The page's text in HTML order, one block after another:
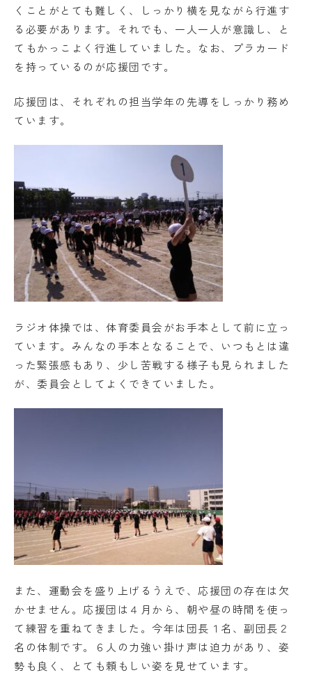
日出学園同窓会 ひので会 瑞穂会
個人情報の取り扱いについて
くことがとても難しく、しっかり横を見ながら行進す
る必要があります。それでも、一人一人が意識し、と
てもかっこよく行進していました。なお、プラカード
を持っているのが応援団です。
応援団は、それぞれの担当学年の先導をしっかり務め
ています。
ラジオ体操では、体育委員会がお手本として前に立っ
ています。みんなの手本となることで、いつもとは違
った緊張感もあり、少し苦戦する様子も見られました
が、委員会としてよくできていました。
また、運動会を盛り上げるうえで、応援団の存在は欠
かせません。応援団は４月から、朝や昼の時間を使っ
て練習を重ねてきました。今年は団長１名、副団長２
名の体制です。６人の力強い掛け声は迫力があり、姿
勢も良く、とても頼もしい姿を見せています。